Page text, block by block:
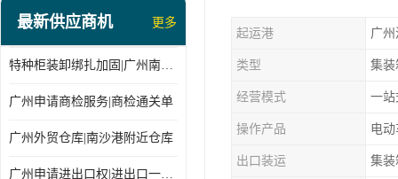
最新供应商机 更多
特种柜装卸绑扎加固|广州南沙仓库装卸
广州申请商检服务|商检通关单
广州外贸仓库|南沙港附近仓库
广州申请进出口权|进出口一站式
起运港 广
类型 集装
经营模式 一站
操作产品 电
出口装运 集装